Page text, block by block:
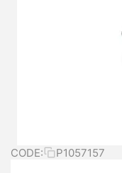
CODE: P1057157